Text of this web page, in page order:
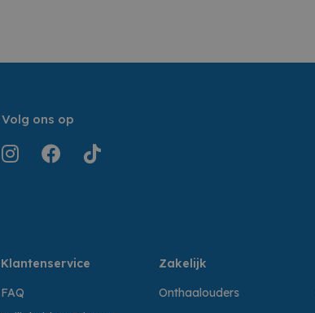
Volg ons op
Klantenservice
FAQ
Zakelijk
Onthaalouders